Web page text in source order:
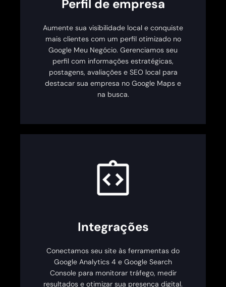
Perfil de empresa
Aumente sua visibilidade local e conquiste
mais clientes com um perfil otimizado no
Google Meu Negócio. Gerenciamos seu
perfil com informações estratégicas,
postagens, avaliações e SEO local para
destacar sua empresa no Google Maps e
na busca.
Integrações
Conectamos seu site às ferramentas do
Google Analytics 4 e Google Search
Console para monitorar tráfego, medir
resultados e otimizar sua presença digital.